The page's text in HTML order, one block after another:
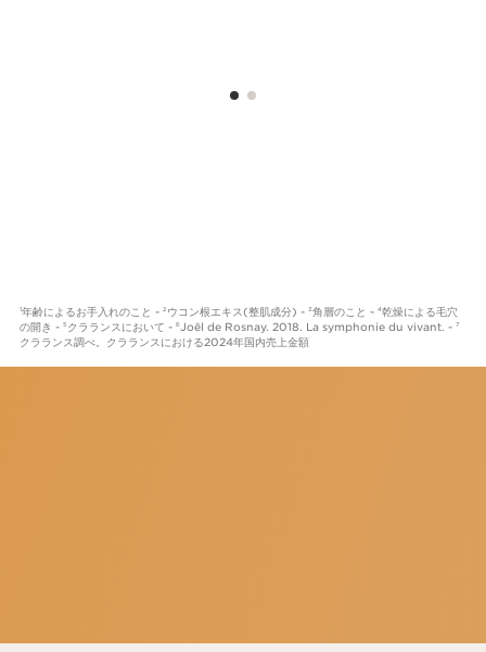
1年齢によるお手入れのこと - 2 ウコン根エキス(整肌成分) - 3角層のこと - 4乾燥による毛穴
の開き - 5 クラランスにおいて - 6Joël de Rosnay. 2018. La symphonie du vivant. - 7
クラランス調べ。クラランスにおける2024年国内売上金額